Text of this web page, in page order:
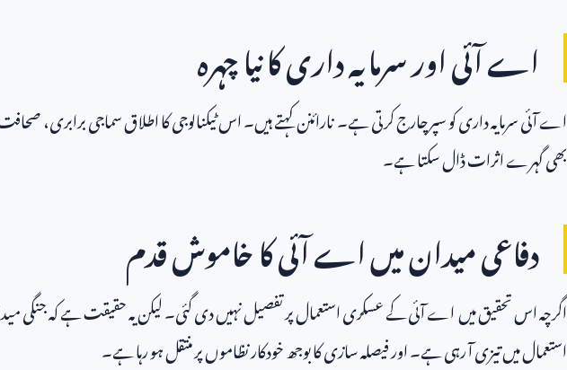
اے آئی اور سرمایہ داری کا نیا چہرہ
اے آئی سرمایہ داری کو سپرچارج کرتی ہے۔ نارائنن کہتے ہیں۔ اس ٹیکنالوجی کا اطلاق سماجی برابری،
بھی گہرے اثرات ڈال سکتا ہے۔
دفاعی میدان میں اے آئی کا خاموش قدم
اگرچہ اس تحقیق میں اے آئی کے عسکری استعمال پر تفصیل نہیں دی گئی۔ لیکن یہ حقیقت ہے کہ جنگی
استعمال میں تیزی آ رہی ہے۔ اور فیصلہ سازی کا بوجھ خودکار نظاموں پر منتقل ہو رہا ہے۔